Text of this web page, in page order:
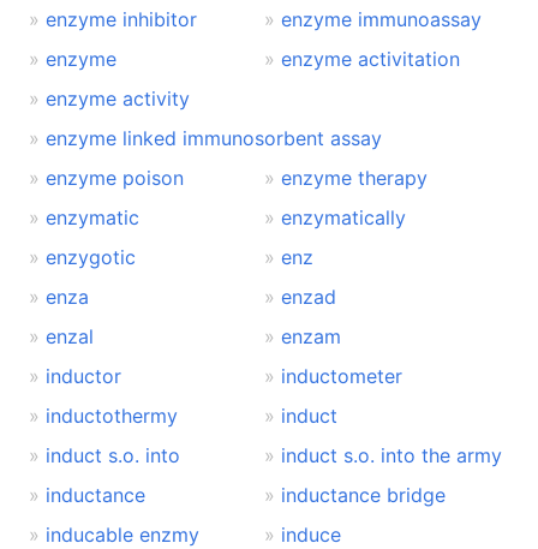
enzyme inhibitor
enzyme immunoassay
enzyme
enzyme activitation
enzyme activity
enzyme linked immunosorbent assay
enzyme poison
enzyme therapy
enzymatic
enzymatically
enzygotic
enz
enza
enzad
enzal
enzam
inductor
inductometer
inductothermy
induct
induct s.o. into
induct s.o. into the army
inductance
inductance bridge
inducable enzmy
induce